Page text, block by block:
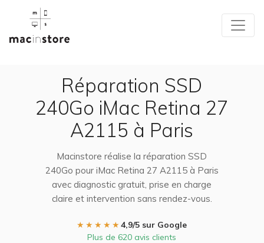
Réparation SSD
240Go iMac Retina 27
A2115 à Paris
Macinstore réalise la réparation SSD
240Go pour iMac Retina 27 A2115 à Paris
avec diagnostic gratuit, prise en charge
claire et intervention sans rendez-vous.
★★★★★4,9/5 sur Google
Plus de 620 avis clients